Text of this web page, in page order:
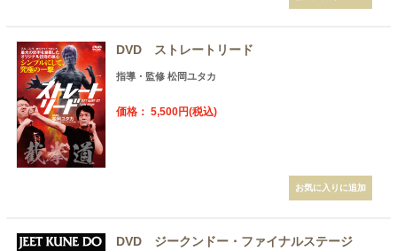
DVD ストレートリード
指導・監修 松岡ユタカ
価格： 5,500円(税込)
DVD ジークンドー・ファイナルステージ